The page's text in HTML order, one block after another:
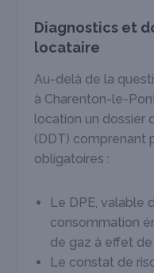
Diagnostics et
locataire
Au-delà de la
à Charenton-le-
location un dossier
(DDT) comprenant
obligatoires :
Le DPE, valable
consommation
de gaz à effet
Le constat de